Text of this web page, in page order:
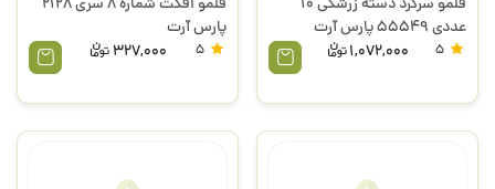
قلمو سرگرد دسته زرشکی 10
عددی 55549 پارس آرت
1,072,000
قلمو افکت شماره 8 سری 2128
پارس آرت
327,000